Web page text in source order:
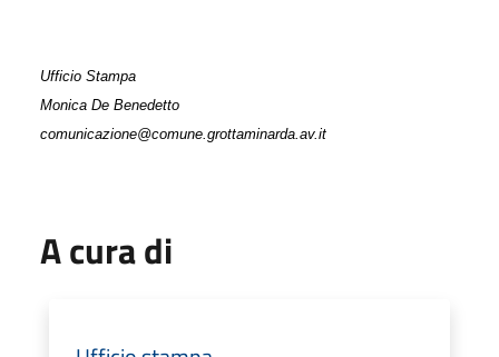
Ufficio Stampa
Monica De Benedetto
comunicazione@comune.grottaminarda.av.it
A cura di